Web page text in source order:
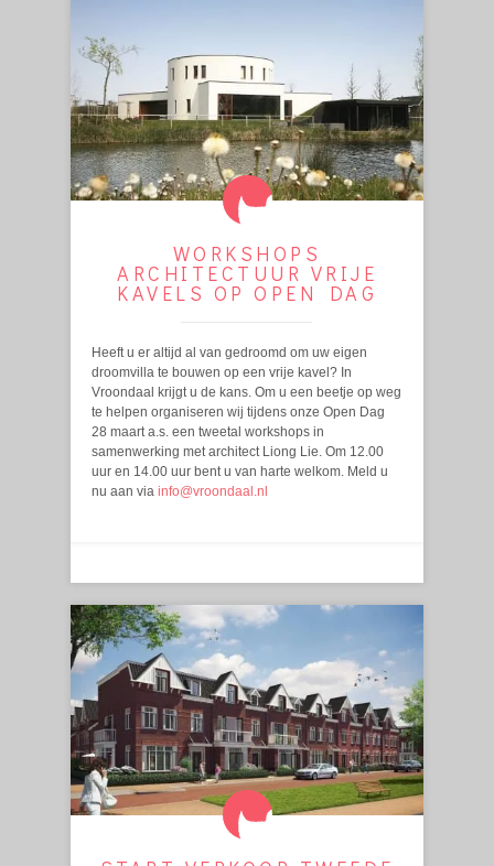
WORKSHOPS
ARCHITECTUUR VRIJE
KAVELS OP OPEN DAG
Heeft u er altijd al van gedroomd om uw eigen
droomvilla te bouwen op een vrije kavel? In
Vroondaal krijgt u de kans. Om u een beetje op weg
te helpen organiseren wij tijdens onze Open Dag
28 maart a.s. een tweetal workshops in
samenwerking met architect Liong Lie. Om 12.00
uur en 14.00 uur bent u van harte welkom. Meld u
nu aan via info@vroondaal.nl